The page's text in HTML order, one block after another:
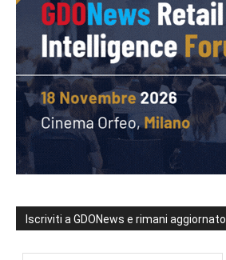
Iscriviti a GDONews e rimani aggiornato